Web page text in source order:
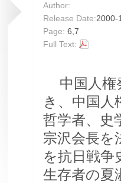
Author:
Release Date:2000-
Page: 6,7
Full Text:
中国人
き、中国人
哲学者、史
宗沢会長を
を抗日戦争
生存者の夏